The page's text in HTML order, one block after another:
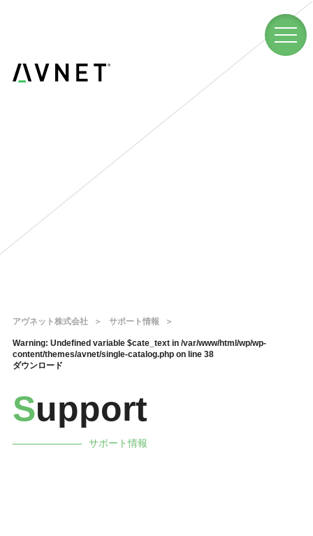
アヴネット株式会社 サポート情報
Warning: Undefined variable $cate_text in /var/www/html/wp/wp-
content/themes/avnet/single-catalog.phpon line 38
ダウンロード
Support
サポート情報